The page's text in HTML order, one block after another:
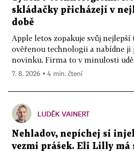
skládačky přicházejí v
době
Apple letos zopakuje svůj nejlepší
ověřenou technologii a nabídne ji
novinku. Firma to v minulosti
7. 8. 2026 ▪ 4 min. čtení
LUDĚK VAINERT
Nehladov, nepíchej si
vezmi prášek. Eli Lilly má